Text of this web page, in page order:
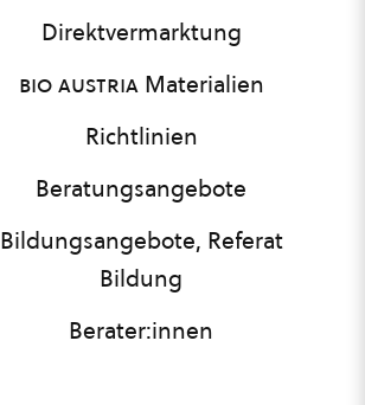
Direktvermarktung
bio austriaMaterialien
Richtlinien
Beratungsangebote
Bildungsangebote, Referat
Bildung
Berater:innen